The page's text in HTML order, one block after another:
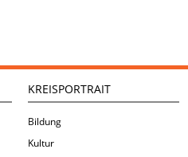
KREISPORTRAIT
Bildung
Kultur